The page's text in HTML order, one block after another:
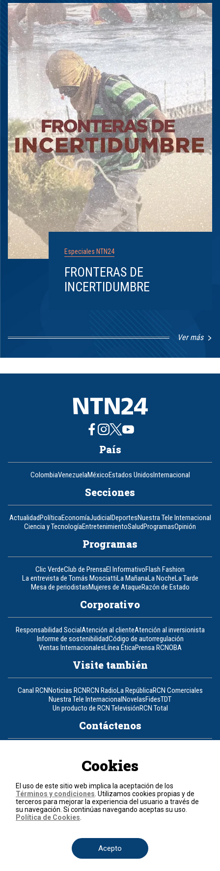
Especiales NTN24
FRONTERAS DE
INCERTIDUMBRE
Ver más
1
8
País
ColombiaVenezuelaMéxicoEstados UnidosInternacional
Secciones
ActualidadPolíticaEconomíaJudicialDeportesNuestra Tele Internacional
Ciencia y TecnologíaEntretenimientoSaludProgramasOpinión
Programas
Clic VerdeClub de PrensaEl InformativoFlash Fashion
La entrevista de Tomás MosciattiLa MañanaLa NocheLa Tarde
Mesa de periodistasMujeres de AtaqueRazón de Estado
Corporativo
Responsabilidad SocialAtención al clienteAtención al inversionista
Informe de sostenibilidadCódigo de autorregulación
Ventas InternacionalesLínea ÉticaPrensa RCNOBA
Visite también
Canal RCNNoticias RCNRCN RadioLa RepúblicaRCN Comerciales
Nuestra Tele InternacionalNovelasFidesTDT
Un producto de RCN TelevisiónRCN Total
Contáctenos
Política de cookies
Términos y condiciones
© 2026, RCN Medios.
Todos los derechos reservados.
Cookies
El uso de este sitio web implica la aceptación de los
Términos y condiciones . Utilizamos cookies propias y de
terceros para mejorar la experiencia del usuario a través de
su navegación. Si continúas navegando aceptas su uso.
Política de Cookies
Acepto